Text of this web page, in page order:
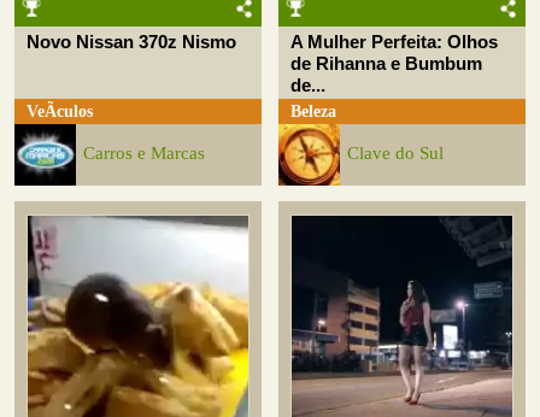
Novo Nissan 370z Nismo
VeÃ­culos
Carros e Marcas
A Mulher Perfeita: Olhos
de Rihanna e Bumbum
de...
Beleza
Clave do Sul